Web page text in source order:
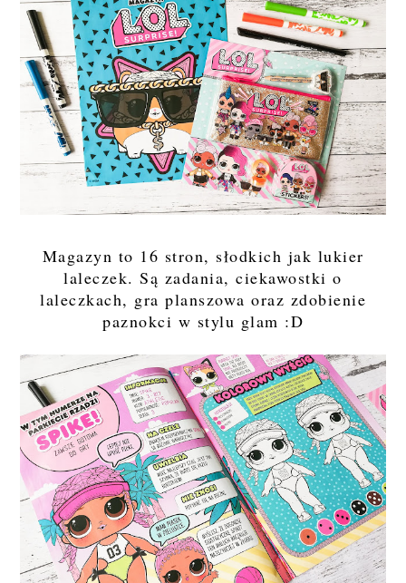
Magazyn to 16 stron, słodkich jak lukier
laleczek. Są zadania, ciekawostki o
laleczkach, gra planszowa oraz zdobienie
paznokci w stylu glam :D